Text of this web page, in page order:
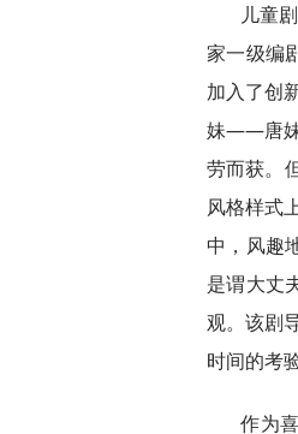
儿童
家一级编
加入了创
妹——唐妹
劳而获。
风格样式
中，风趣
是谓大丈
观。该剧
时间的考
作为